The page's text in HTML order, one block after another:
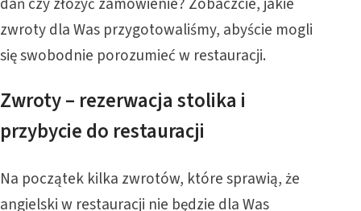
zwroty dla Was przygotowaliśmy, abyście mogli
się swobodnie porozumieć w restauracji.
Zwroty – rezerwacja stolika i
przybycie do restauracji
Na początek kilka zwrotów, które sprawią, że
angielski w restauracji nie będzie dla Was